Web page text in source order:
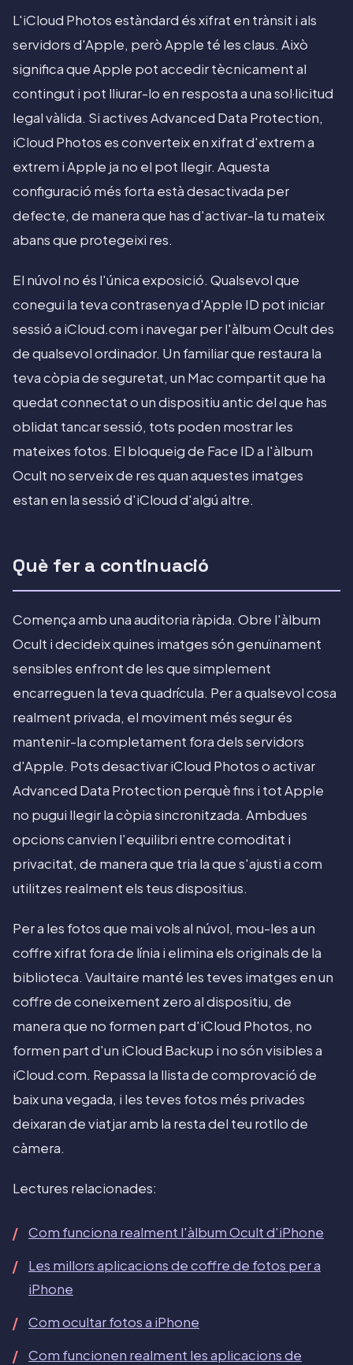
L'iCloud Photos estàndard és xifrat en trànsit i als
servidors d'Apple, però Apple té les claus. Això
significa que Apple pot accedir tècnicament al
contingut i pot lliurar-lo en resposta a una sol·licitud
legal vàlida. Si actives Advanced Data Protection,
iCloud Photos es converteix en xifrat d'extrem a
extrem i Apple ja no el pot llegir. Aquesta
configuració més forta està desactivada per
defecte, de manera que has d'activar-la tu mateix
abans que protegeixi res.
El núvol no és l'única exposició. Qualsevol que
conegui la teva contrasenya d'Apple ID pot iniciar
sessió a iCloud.com i navegar per l'àlbum Ocult des
de qualsevol ordinador. Un familiar que restaura la
teva còpia de seguretat, un Mac compartit que ha
quedat connectat o un dispositiu antic del que has
oblidat tancar sessió, tots poden mostrar les
mateixes fotos. El bloqueig de Face ID a l'àlbum
Ocult no serveix de res quan aquestes imatges
estan en la sessió d'iCloud d'algú altre.
Què fer a continuació
Comença amb una auditoria ràpida. Obre l'àlbum
Ocult i decideix quines imatges són genuïnament
sensibles enfront de les que simplement
encarreguen la teva quadrícula. Per a qualsevol cosa
realment privada, el moviment més segur és
mantenir-la completament fora dels servidors
d'Apple. Pots desactivar iCloud Photos o activar
Advanced Data Protection perquè fins i tot Apple
no pugui llegir la còpia sincronitzada. Ambdues
opcions canvien l'equilibri entre comoditat i
privacitat, de manera que tria la que s'ajusti a com
utilitzes realment els teus dispositius.
Per a les fotos que mai vols al núvol, mou-les a un
coffre xifrat fora de línia i elimina els originals de la
biblioteca. Vaultaire manté les teves imatges en un
coffre de coneixement zero al dispositiu, de
manera que no formen part d'iCloud Photos, no
formen part d'un iCloud Backup i no són visibles a
iCloud.com. Repassa la llista de comprovació de
baix una vegada, i les teves fotos més privades
deixaran de viatjar amb la resta del teu rotllo de
càmera.
Lectures relacionades:
Com funciona realment l'àlbum Ocult d'iPhone
Les millors aplicacions de coffre de fotos per a
iPhone
Com ocultar fotos a iPhone
Com funcionen realment les aplicacions de